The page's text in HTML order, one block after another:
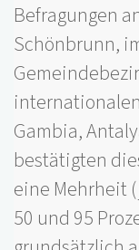
Befragungen
Schönbrunn,
Gambia,
bestätigten
eine Mehrheit
50 und 95